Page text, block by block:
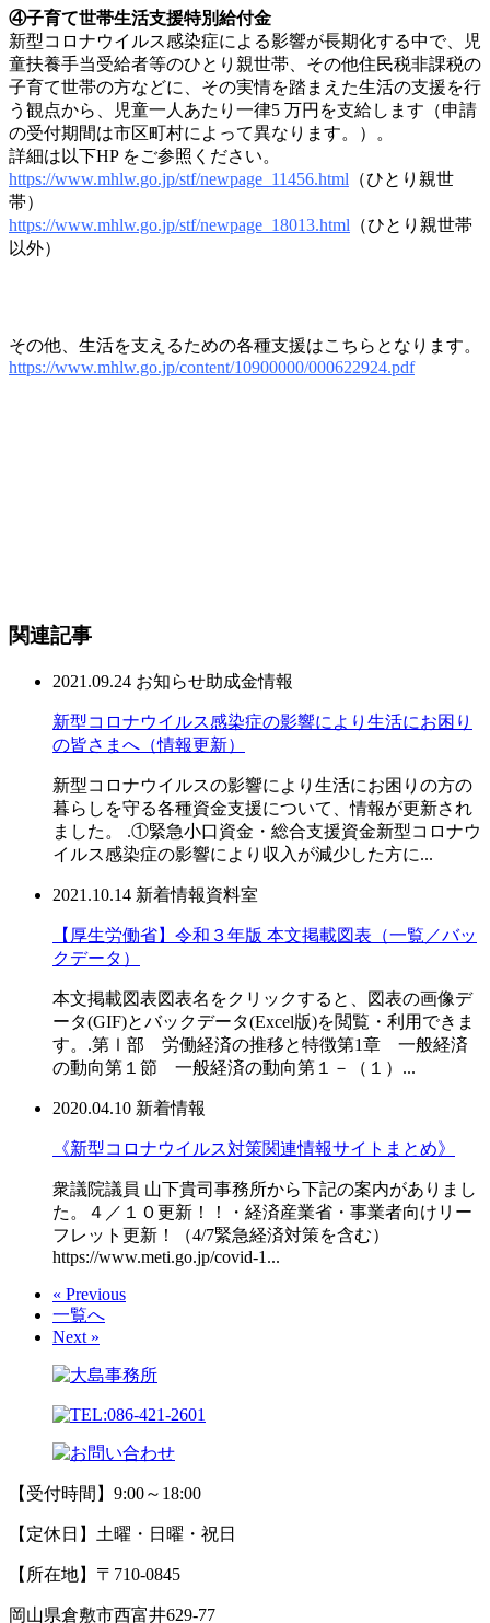
④子育て世帯生活支援特別給付金
新型コロナウイルス感染症による影響が長期化する中で、児
童扶養手当受給者等のひとり親世帯、その他住民税非課税の
子育て世帯の方などに、その実情を踏まえた生活の支援を行
う観点から、児童一人あたり一律5 万円を支給します（申請
の受付期間は市区町村によって異なります。）。
詳細は以下HP をご参照ください。
https://www.mhlw.go.jp/stf/newpage_11456.html （ひとり親世
帯）
https://www.mhlw.go.jp/stf/newpage_18013.html （ひとり親世帯
以外）
その他、生活を支えるための各種支援はこちらとなります。
https://www.mhlw.go.jp/content/10900000/000622924.pdf
関連記事
2021.09.24 お知らせ助成金情報
新型コロナウイルス感染症の影響により生活にお困り
の皆さまへ（情報更新）
新型コロナウイルスの影響により生活にお困りの方の
暮らしを守る各種資金支援について、情報が更新され
ました。 .①緊急小口資金・総合支援資金新型コロナウ
イルス感染症の影響により収入が減少した方に...
2021.10.14 新着情報資料室
【厚生労働省】令和３年版 本文掲載図表（一覧／バッ
クデータ）
本文掲載図表図表名をクリックすると、図表の画像デ
ータ(GIF)とバックデータ(Excel版)を閲覧・利用できま
す。.第Ⅰ部 労働経済の推移と特徴第1章 一般経済
の動向第１節 一般経済の動向第１－（１）...
2020.04.10 新着情報
《新型コロナウイルス対策関連情報サイトまとめ》
衆議院議員 山下貴司事務所から下記の案内がありまし
た。４／１０更新！！・経済産業省・事業者向けリー
フレット更新！（4/7緊急経済対策を含む）
https://www.meti.go.jp/covid-1...
« Previous
一覧へ
Next »
【受付時間】9:00～18:00
【定休日】土曜・日曜・祝日
【所在地】〒710-0845
岡山県倉敷市西富井629-77